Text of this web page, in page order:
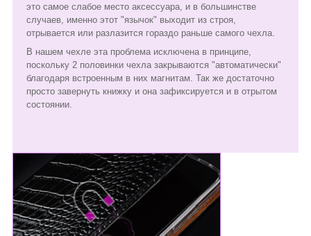
это самое слабое место аксессуара, и в большинстве
случаев, именно этот "язычок" выходит из строя,
отрывается или разлазится гораздо раньше самого чехла.
В нашем чехле эта проблема исключена в принципе,
поскольку 2 половинки чехла закрываются "автоматически"
благодаря встроенным в них магнитам. Так же достаточно
просто завернуть книжку и она зафиксируется и в отрытом
состоянии.